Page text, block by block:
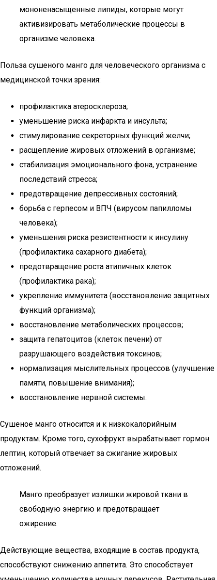
мононенасыщенные липиды, которые могут
активизировать метаболические процессы в
организме человека.
Польза сушеного манго для человеческого организма с
медицинской точки зрения:
профилактика атеросклероза;
уменьшение риска инфаркта и инсульта;
стимулирование секреторных функций желчи;
расщепление жировых отложений в организме;
стабилизация эмоционального фона, устранение
последствий стресса;
предотвращение депрессивных состояний;
борьба с герпесом и ВПЧ (вирусом папилломы
человека);
уменьшения риска резистентности к инсулину
(профилактика сахарного диабета);
предотвращение роста атипичных клеток
(профилактика рака);
укрепление иммунитета (восстановление защитных
функций организма);
восстановление метаболических процессов;
защита гепатоцитов (клеток печени) от
разрушающего воздействия токсинов;
нормализация мыслительных процессов (улучшение
памяти, повышение внимания);
восстановление нервной системы.
Сушеное манго относится и к низкокалорийным
продуктам. Кроме того, сухофрукт вырабатывает гормон
лептин, который отвечает за сжигание жировых
отложений.
Манго преобразует излишки жировой ткани в
свободную энергию и предотвращает
ожирение.
Действующие вещества, входящие в состав продукта,
способствуют снижению аппетита. Это способствует